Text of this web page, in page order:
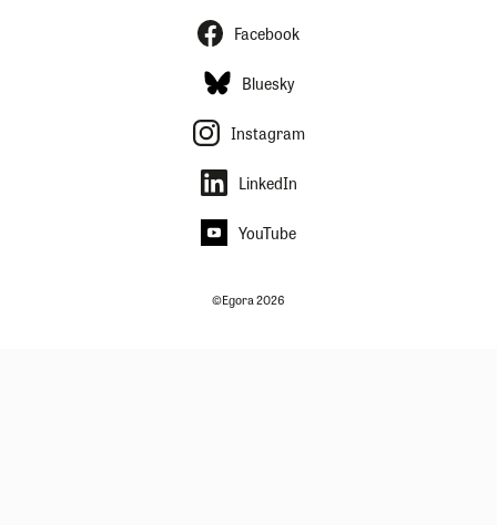
Facebook
Bluesky
Instagram
LinkedIn
YouTube
©Egora 2026